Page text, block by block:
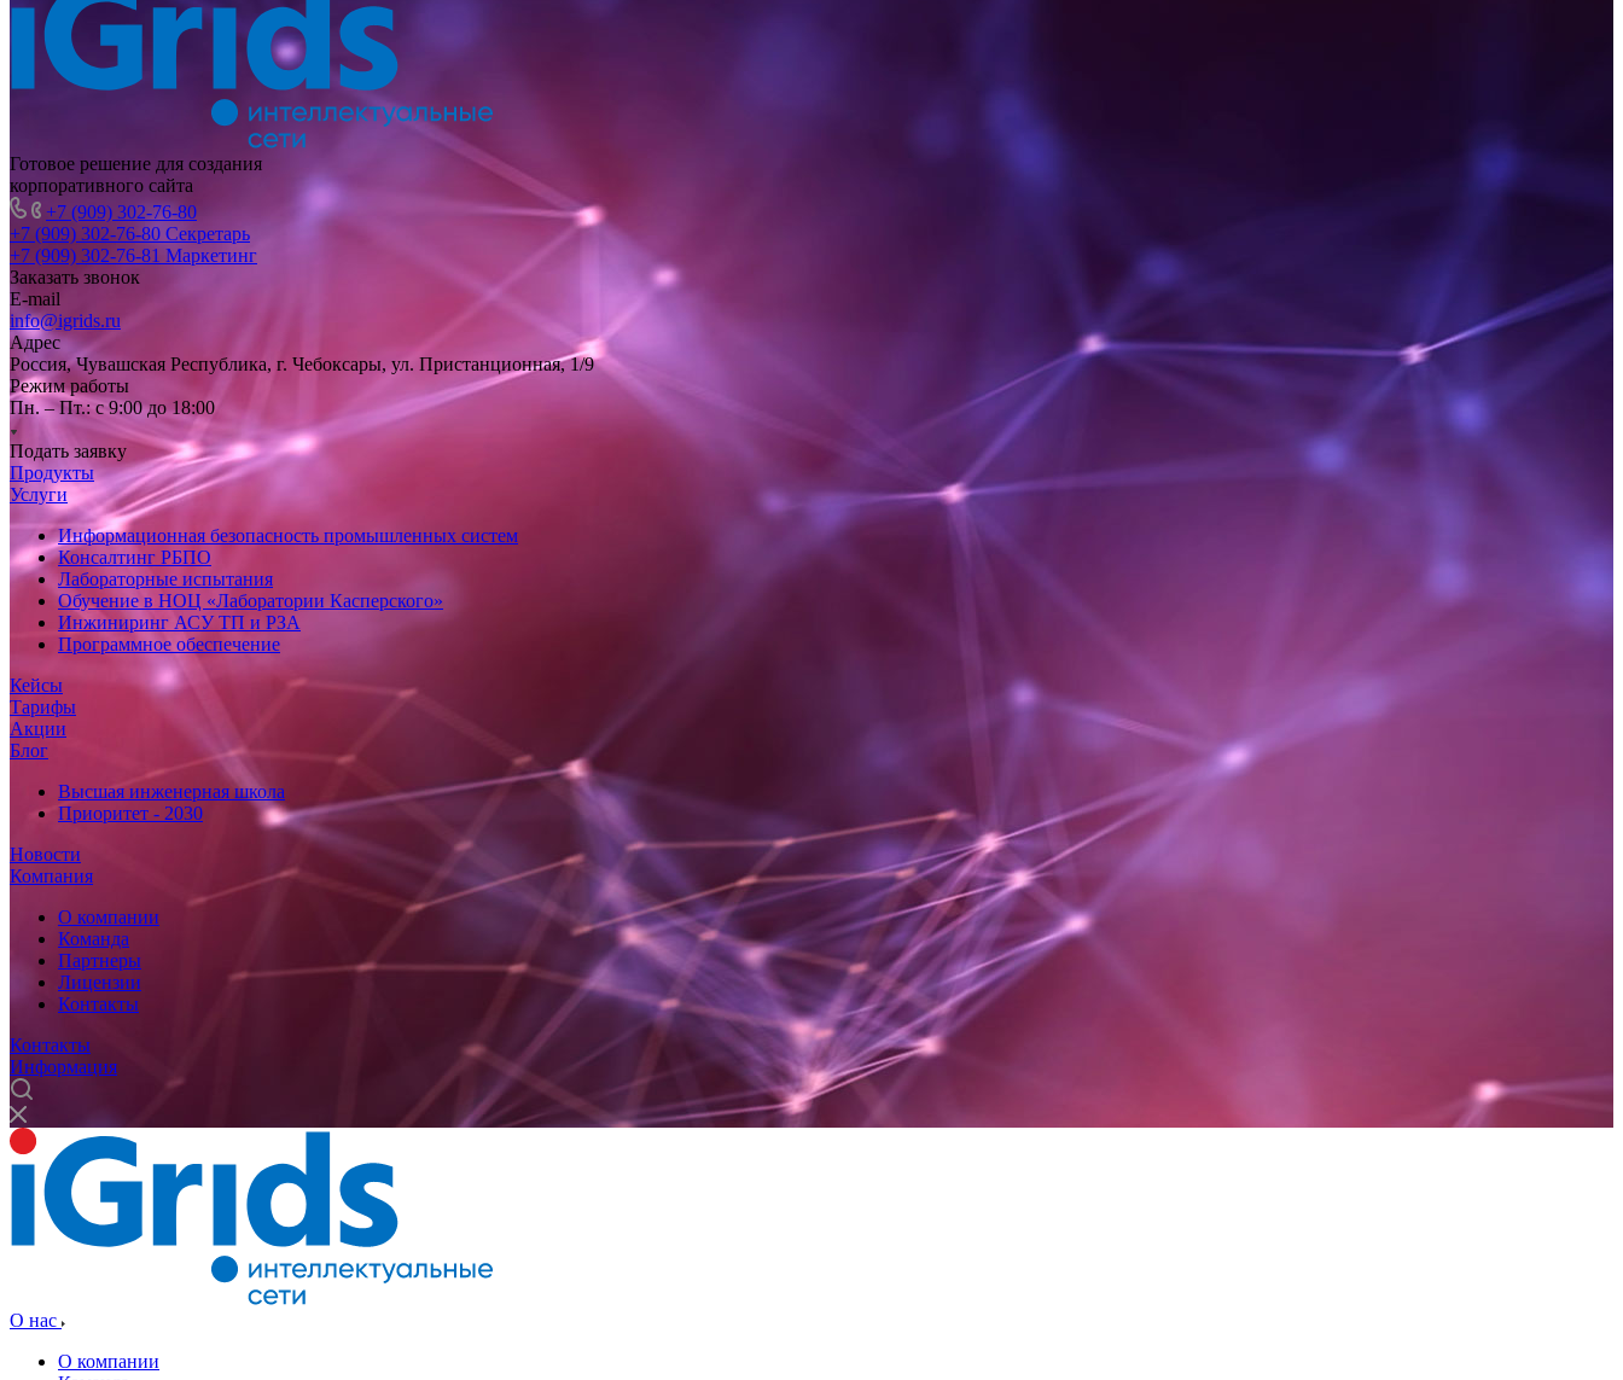
Готовое решение для создания
корпоративного сайта
+7 (909) 302-76-80
+7 (909) 302-76-80 Секретарь
+7 (909) 302-76-81 Маркетинг
Заказать звонок
E-mail
info@igrids.ru
Адрес
Россия, Чувашская Республика, г. Чебоксары, ул. Пристанционная, 1/9
Режим работы
Пн. – Пт.: с 9:00 до 18:00
Подать заявку
Продукты
Услуги
Информационная безопасность промышленных систем
Консалтинг РБПО
Лабораторные испытания
Обучение в НОЦ «Лаборатории Касперского»
Инжиниринг АСУ ТП и РЗА
Программное обеспечение
Кейсы
Тарифы
Акции
Блог
Высшая инженерная школа
Приоритет - 2030
Новости
Компания
О компании
Команда
Партнеры
Лицензии
Контакты
Контакты
Информация
О нас
О компании